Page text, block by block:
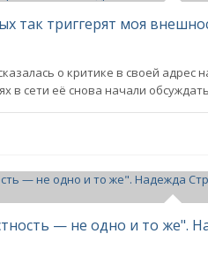
о критике в своей адрес
в сети её снова начали